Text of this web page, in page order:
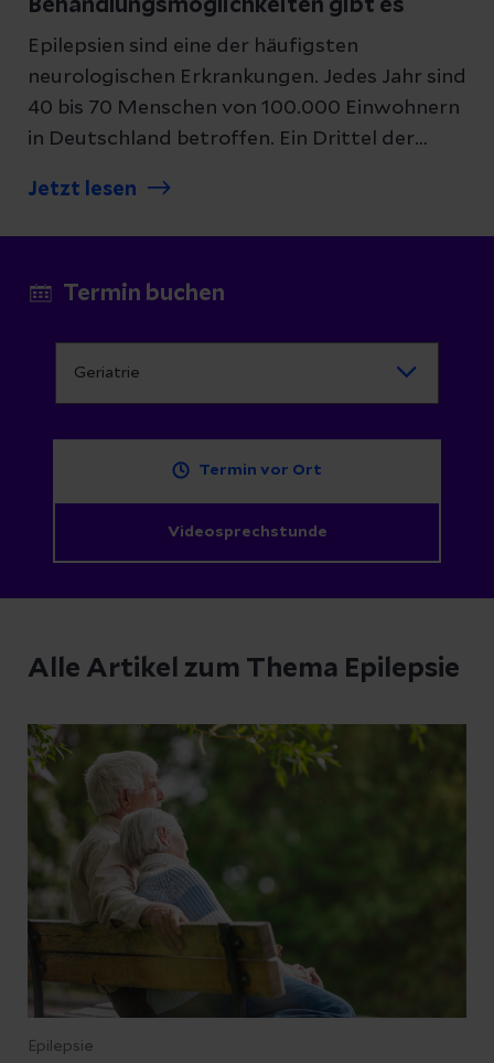
Behandlungsmöglichkeiten gibt es
Epilepsien sind eine der häufigsten
neurologischen Erkrankungen. Jedes Jahr sind
40 bis 70 Menschen von 100.000 Einwohnern
in Deutschland betroffen. Ein Drittel der
jenseits des 60. Lebensjahres auf.
Jetzt lesen
Termin buchen
Termin vor Ort
Videosprechstunde
Alle Artikel zum Thema Epilepsie
Epilepsie